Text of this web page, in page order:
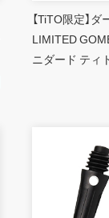
【TiTO限定】
LIMITED
ニダード ティ